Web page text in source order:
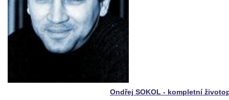
Ondřej SOKOL - kompletní